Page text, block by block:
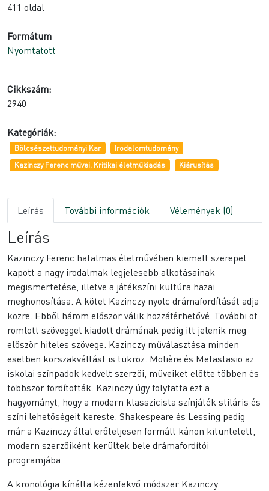
411 oldal
Formátum
Nyomtatott
Cikkszám:
2940
Kategóriák:
Bölcsészettudományi Kar
Irodalomtudomány
Kazinczy Ferenc művei. Kritikai életműkiadás
Kiárusítás
Leírás További információk Vélemények (0)
Leírás
Kazinczy Ferenc hatalmas életművében kiemelt szerepet
kapott a nagy irodalmak legjelesebb alkotásainak
megismertetése, illetve a játékszíni kultúra hazai
meghonosítása. A kötet Kazinczy nyolc drámafordítását adja
közre. Ebből három először válik hozzáférhetővé. További öt
romlott szöveggel kiadott drámának pedig itt jelenik meg
először hiteles szövege. Kazinczy műválasztása minden
esetben korszakváltást is tükröz. Molière és Metastasio az
iskolai színpadok kedvelt szerzői, műveiket előtte többen és
többször fordították. Kazinczy úgy folytatta ezt a
hagyományt, hogy a modern klasszicista színjáték stiláris és
színi lehetőségeit kereste. Shakespeare és Lessing pedig
már a Kazinczy által erőteljesen formált kánon kitüntetett,
modern szerzőiként kerültek bele drámafordítói
programjába.
A kronológia kínálta kézenfekvő módszer Kazinczy